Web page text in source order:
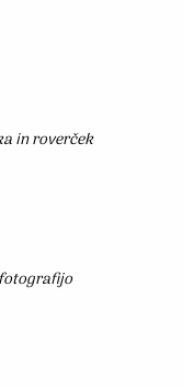
in roverček